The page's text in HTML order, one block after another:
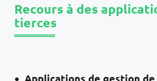
Recours à des
tierces